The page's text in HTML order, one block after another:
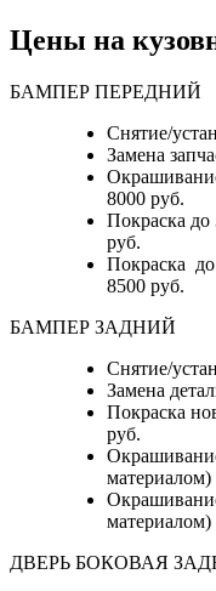
Цены на
БАМПЕР ПЕРЕДНИЙ
Снятие/
Замена
8000 руб.
Покраска до
руб.
Покраска
8500 руб.
БАМПЕР ЗАДНИЙ
Снятие/
Замена
Покраска
руб.
материалом)
материалом)
ДВЕРЬ БОКОВАЯ